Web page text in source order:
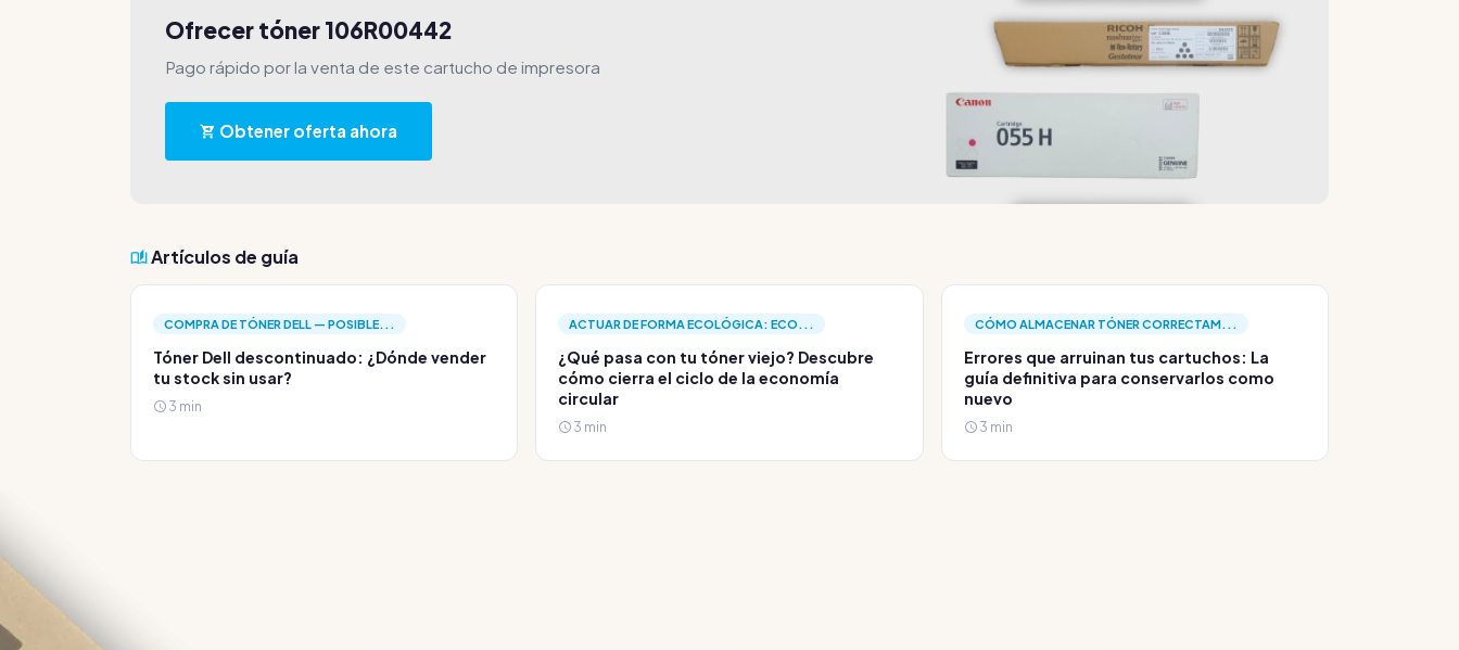
Ofrecer tóner 106R00442
Pago rápido por la venta de este cartucho de impresora
Obtener oferta ahora
Artículos de guía
COMPRA DE TÓNER DELL — POSIBLE...
Tóner Dell descontinuado: ¿Dónde vender
tu stock sin usar?
3 min
ACTUAR DE FORMA ECOLÓGICA: ECO...
¿Qué pasa con tu tóner viejo? Descubre
cómo cierra el ciclo de la economía
circular
3 min
CÓMO ALMACENAR TÓNER CORRECTAM...
Errores que arruinan tus cartuchos: La
guía definitiva para conservarlos como
nuevo
3 min